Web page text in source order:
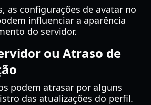
as configurações de avatar no
influenciar a aparência
do servidor.
ou Atraso de
podem atrasar por alguns
das atualizações do perfil.